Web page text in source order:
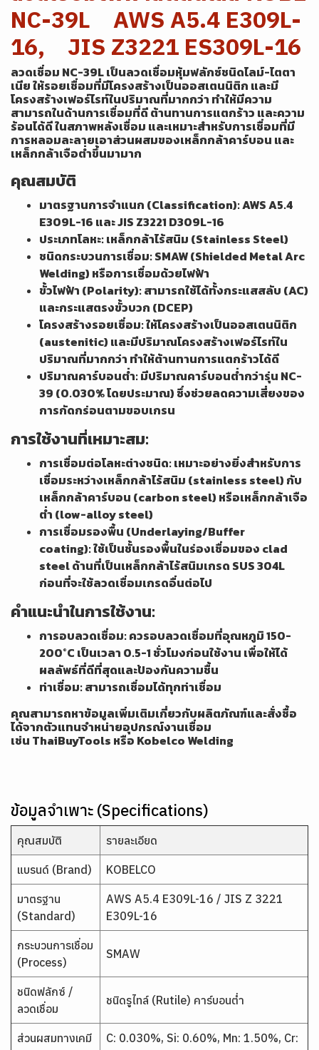
NC-39L AWS A5.4 E309L-
16, JIS Z3221 ES309L-16
ลวดเชื่อม NC-39L เป็นลวดเชื่อมหุ้มฟลักซ์ชนิดไลม์-ไตตา
เนีย ให้รอยเชื่อมที่มีโครงสร้างเป็นออสเตนนิติก และมี
โครงสร้างเฟอร์ไรท์ในปริมาณที่มากกว่า ทำให้มีความ
สามารถในด้านการเชื่อมที่ดี ต้านทานการแตกร้าว และความ
ร้อนได้ดี ในสภาพหลังเชื่อม และเหมาะสำหรับการเชื่อมที่มี
การหลอมละลายเอาส่วนผสมของเหล็กกล้าคาร์บอน และ
เหล็กกล้าเจือต่ำขึ้นมามาก
คุณสมบัติ
มาตรฐานการจำแนก (Classification): AWS A5.4
E309L-16 และ JIS Z3221 D309L-16
ประเภทโลหะ: เหล็กกล้าไร้สนิม (Stainless Steel)
ชนิดกระบวนการเชื่อม: SMAW (Shielded Metal Arc
Welding) หรือการเชื่อมด้วยไฟฟ้า
ขั้วไฟฟ้า (Polarity): สามารถใช้ได้ทั้งกระแสสลับ (AC)
และกระแสตรงขั้วบวก (DCEP)
โครงสร้างรอยเชื่อม: ให้โครงสร้างเป็นออสเตนนิติก
(austenitic) และมีปริมาณโครงสร้างเฟอร์ไรท์ใน
ปริมาณที่มากกว่า ทำให้ต้านทานการแตกร้าวได้ดี
ปริมาณคาร์บอนต่ำ: มีปริมาณคาร์บอนต่ำกว่ารุ่น NC-
39 (0.030% โดยประมาณ) ซึ่งช่วยลดความเสี่ยงของ
การกัดกร่อนตามขอบเกรน
การใช้งานที่เหมาะสม:
การเชื่อมต่อโลหะต่างชนิด: เหมาะอย่างยิ่งสำหรับการ
เชื่อมระหว่างเหล็กกล้าไร้สนิม (stainless steel) กับ
เหล็กกล้าคาร์บอน (carbon steel) หรือเหล็กกล้าเจือ
ต่ำ (low-alloy steel)
การเชื่อมรองพื้น (Underlaying/Buffer
coating): ใช้เป็นชั้นรองพื้นในร่องเชื่อมของ clad
steel ด้านที่เป็นเหล็กกล้าไร้สนิมเกรด SUS 304L
ก่อนที่จะใช้ลวดเชื่อมเกรดอื่นต่อไป
คำแนะนำในการใช้งาน:
การอบลวดเชื่อม: ควรอบลวดเชื่อมที่อุณหภูมิ 150-
200°C เป็นเวลา 0.5-1 ชั่วโมงก่อนใช้งาน เพื่อให้ได้
ผลลัพธ์ที่ดีที่สุดและป้องกันความชื้น
ท่าเชื่อม: สามารถเชื่อมได้ทุกท่าเชื่อม
คุณสามารถหาข้อมูลเพิ่มเติมเกี่ยวกับผลิตภัณฑ์และสั่งซื้อ
ได้จากตัวแทนจำหน่ายอุปกรณ์งานเชื่อม
เช่น ThaiBuyTools หรือ Kobelco Welding
ข้อมูลจำเพาะ (Specifications)
คุณสมบัติ รายละเอียด
แบรนด์ (Brand) KOBELCO
มาตรฐาน
(Standard)
AWS A5.4 E309L-16 / JIS Z 3221
E309L-16
กระบวนการเชื่อม
(Process)
SMAW
ชนิดฟลักซ์ /
ลวดเชื่อม
ชนิดรูไทล์ (Rutile) คาร์บอนต่ำ
ส่วนผสมทางเคมี
C: 0.030%, Si: 0.60%, Mn: 1.50%, Cr: